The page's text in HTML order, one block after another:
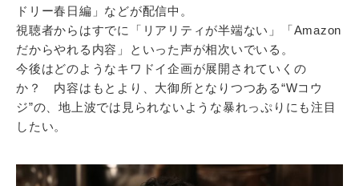
ドリー春日編」などが配信中。
視聴者からはすでに「リアリティが半端ない」「Amazon
だからやれる内容」といった声が相次いでいる。
今後はどのようなキワドイ企画が展開されていくの
か？ 内容はもとより、大御所となりつつある“Wコウ
ジ”の、地上波では見られないような暴れっぷりにも注目
したい。